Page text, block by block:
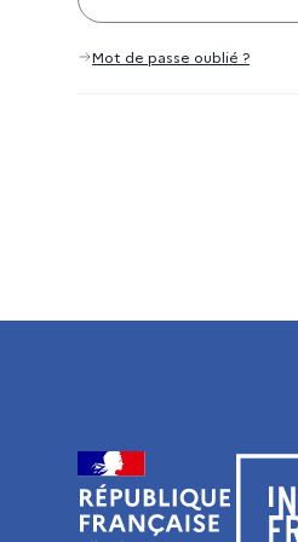
Mot de passe oublié ?
Visiter